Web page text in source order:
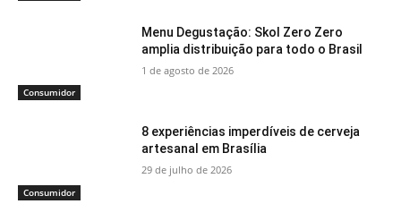
Consumidor
Menu Degustação: Skol Zero Zero
amplia distribuição para todo o Brasil
1 de agosto de 2026
Consumidor
8 experiências imperdíveis de cerveja
artesanal em Brasília
29 de julho de 2026